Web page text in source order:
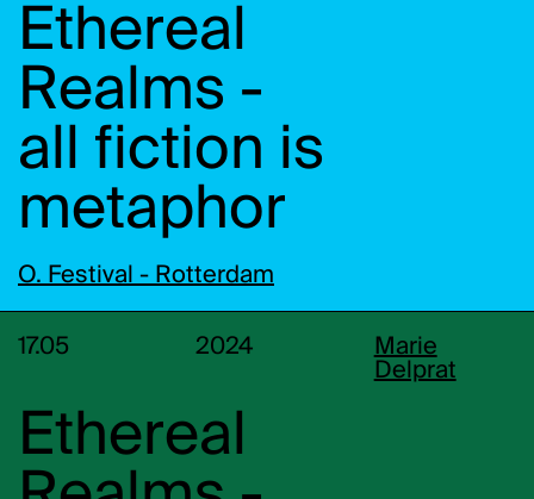
Ethereal
Realms -
all fiction is
metaphor
O. Festival - Rotterdam
17.05 2024
Marie
Delprat
Ethereal